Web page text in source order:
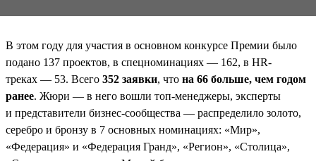
В этом году для участия в основном конкурсе Премии было
подано 137 проектов, в спецноминациях — 162, в HR-
треках — 53. Всего 352 заявки, что на 66 больше, чем годом
ранее. Жюри — в него вошли топ-менеджеры, эксперты
и представители бизнес-сообщества — распределило золото,
серебро и бронзу в 7 основных номинациях: «Мир»,
«Федерация» и «Федерация Гранд», «Регион», «Столица»,